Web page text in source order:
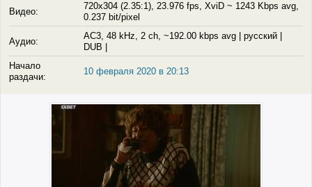
Видео:
720x304 (2.35:1), 23.976 fps, XviD ~ 1243 Kbps avg,
0.237 bit/pixel
Аудио:
AC3, 48 kHz, 2 ch, ~192.00 kbps avg | русский |
DUB |
Начало
раздачи:
10 февраля 2020 в 20:13